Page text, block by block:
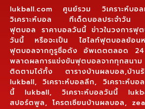
lukball.com ศูนย์รวม วิเคราะห์บอ
วิเคราะห์บอล ทีเด็ดบอลประจำวัน
ฟุตบอล ราคาบอลวันนี้ ข่าวในวงการฟุ
วันนี้ หรือจะเป็น ไฮไลท์ฟุตบอลย้อน
ฟุตบอลจากกูรูชื่อดัง อัพเดตตลอด
พลาดผลการแข่งขันฟุตบอลจากทุกสน
ติดตามได้ทั้ง ตารางบ้านผลบอล,บ้า
lukball, วิเคราะห์บอลลีก, วิเคราะห์บ
นี้ lukball, วิเคราะห์บอลวันนี้
สปอร์ตพูล, โครตเซียนบ้านผลบอล,